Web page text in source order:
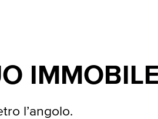
IMMOBILE
l’angolo.